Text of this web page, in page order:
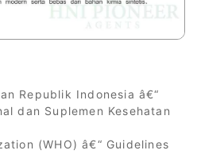
Republik Indonesia â€“
dan Suplemen Kesehatan
(WHO) â€“ Guidelines